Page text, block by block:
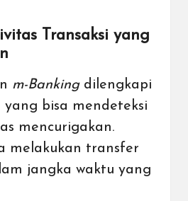
Transaksi yang
m-Banking dilengkapi
yang bisa mendeteksi
mencurigakan.
melakukan transfer
jangka waktu yang